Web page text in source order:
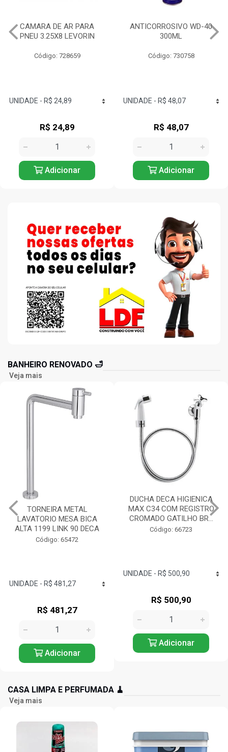
CAMARA DE AR PARA
PNEU 3.25X8 LEVORIN
Código: 728659
R$ 24,89
Adicionar
ANTICORROSIVO WD-40
300ML
Código: 730758
R$ 48,07
Adicionar
BANHEIRO RENOVADO 🛁
Veja mais
TORNEIRA METAL
LAVATORIO MESA BICA
ALTA 1199 LINK 90 DECA
Código: 65472
R$ 481,27
Adicionar
DUCHA DECA HIGIENICA
MAX C34 COM REGISTRO
CROMADO GATILHO BR...
Código: 66723
R$ 500,90
Adicionar
CASA LIMPA E PERFUMADA 🧹
Veja mais